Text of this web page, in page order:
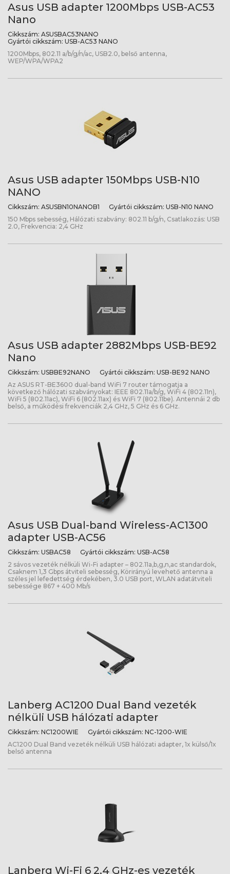
Asus USB adapter 1200Mbps USB-AC53
Nano
Cikkszám: ASUSBAC53NANO
Gyártói cikkszám: USB-AC53 NANO
1200Mbps, 802.11 a/b/g/n/ac, USB2.0, belső antenna,
WEP/WPA/WPA2
Asus USB adapter 150Mbps USB-N10
NANO
Cikkszám: ASUSBN10NANOB1 Gyártói cikkszám: USB-N10 NANO
150 Mbps sebesség, Hálózati szabvány: 802.11 b/g/n, Csatlakozás: USB
2.0, Frekvencia: 2,4 GHz
Asus USB adapter 2882Mbps USB-BE92
Nano
Cikkszám: USBBE92NANO Gyártói cikkszám: USB-BE92 NANO
Az ASUS RT-BE3600 dual-band WiFi 7 router támogatja a
következő hálózati szabványokat: IEEE 802.11a/b/g, WiFi 4 (802.11n),
WiFi 5 (802.11ac), WiFi 6 (802.11ax) és WiFi 7 (802.11be). Antennái 2 db
belső, a működési frekvenciák 2,4 GHz, 5 GHz és 6 GHz.
Asus USB Dual-band Wireless-AC1300
adapter USB-AC56
Cikkszám: USBAC58 Gyártói cikkszám: USB-AC58
2 sávos vezeték nélküli Wi-Fi adapter – 802.11a,b,g,n,ac standardok,
Csaknem 1,3 Gbps átviteli sebesség, Körirányú levehető antenna a
széles jel lefedettség érdekében, 3.0 USB port, WLAN adatátviteli
sebessége 867 + 400 Mb/s
Lanberg AC1200 Dual Band vezeték
nélküli USB hálózati adapter
Cikkszám: NC1200WIE Gyártói cikkszám: NC-1200-WIE
AC1200 Dual Band vezeték nélküli USB hálózati adapter, 1x külső/1x
belső antenna
Lanberg Wi-Fi 6 2,4 GHz-es vezeték